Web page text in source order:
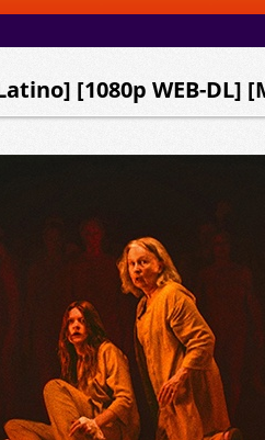
[1080p WEB-DL]